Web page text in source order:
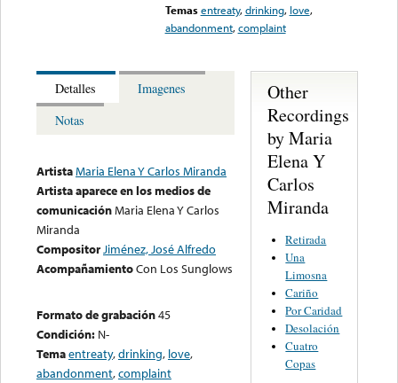
Temas entreaty,drinking, love,
abandonment,complaint
Detalles
Imagenes
Notas
ArtistaMaria Elena Y Carlos Miranda
Artista aparece en los medios de
comunicaciónMaria Elena Y Carlos
Miranda
CompositorJiménez, José Alfredo
AcompañamientoCon Los Sunglows
Formato de grabación45
Condición: N-
Temaentreaty,drinking, love,
abandonment,complaint
Other
Recordings
by Maria
Elena Y
Carlos
Miranda
Retirada
Una
Limosna
Cariño
Por Caridad
Desolación
Cuatro
Copas